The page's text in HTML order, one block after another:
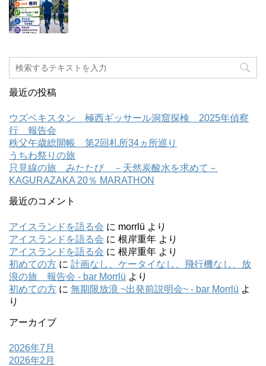
最近の投稿
ウズベキスタン 極西ギッサール洞窟探検 2025年偵察
行 報告会
秩父午歳総開帳 第2回札所34ヵ所巡り
うちわ祭りの旅
只見線の旅 みたたび －天然炭酸水を求めて－
KAGURAZAKA 20％ MARATHON
最近のコメント
アイスランドを語る会 に morrlü より
アイスランドを語る会 に 根岸重年 より
アイスランドを語る会 に 根岸重年 より
初めての方 に 計画なし、ケータイなし、飛行機なし、放
浪の旅 報告会 - bar Morrlü より
初めての方 に 無期限放浪 ~出発前説明会~ - bar Morrlü よ
り
アーカイブ
2026年7月
2026年2月